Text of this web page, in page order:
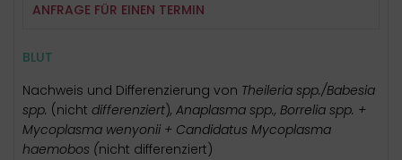
ANFRAGE FÜR EINEN TERMIN
BLUT
Nachweis und Differenzierung von Theileria spp./Babesia
spp. (nicht differenziert), Anaplasma spp., Borrelia spp. +
Mycoplasma wenyonii + Candidatus Mycoplasma
haemobos (nicht differenziert)